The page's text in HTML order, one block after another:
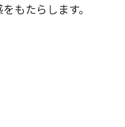
もたらします。